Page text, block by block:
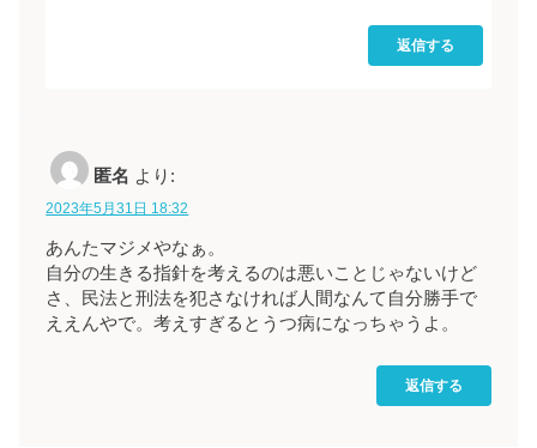
返信する
匿名 より:
2023年5月31日 18:32
あんたマジメやなぁ。
自分の生きる指針を考えるのは悪いことじゃないけど
さ、民法と刑法を犯さなければ人間なんて自分勝手で
ええんやで。考えすぎるとうつ病になっちゃうよ。
返信する